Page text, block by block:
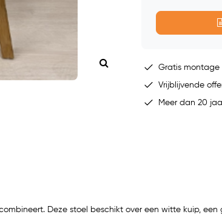
Gratis montage
Vrijblijvende
Meer dan 20
Deze stoel beschikt over een witte kuip,